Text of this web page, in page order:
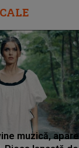
muzică, apare